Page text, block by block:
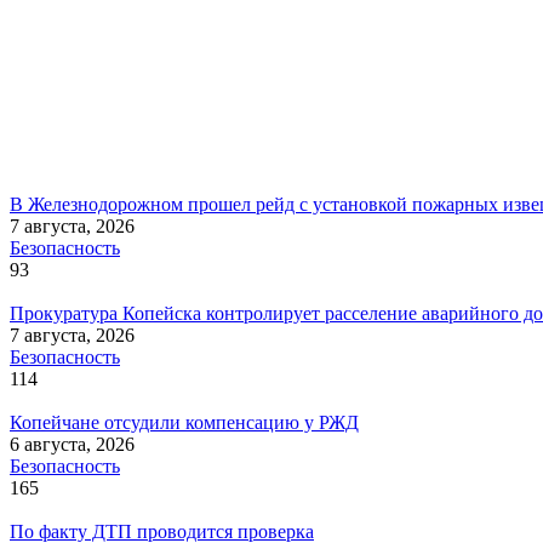
В Железнодорожном прошел рейд с установкой пожарных
7 августа, 2026
Безопасность
93
Прокуратура Копейска контролирует расселение аварийного
7 августа, 2026
Безопасность
114
Копейчане отсудили компенсацию у РЖД
6 августа, 2026
Безопасность
165
По факту ДТП проводится проверка